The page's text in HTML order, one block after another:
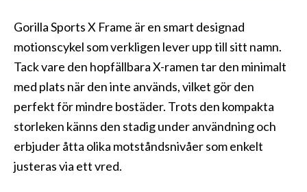
Gorilla Sports X Frame är en smart designad
motionscykel som verkligen lever upp till sitt namn.
Tack vare den hopfällbara X-ramen tar den minimalt
med plats när den inte används, vilket gör den
perfekt för mindre bostäder. Trots den kompakta
storleken känns den stadig under användning och
erbjuder åtta olika motståndsnivåer som enkelt
justeras via ett vred.